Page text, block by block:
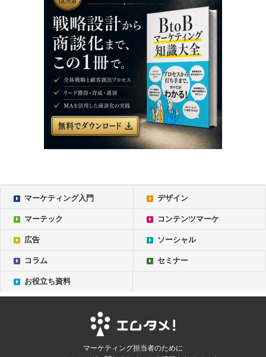
マーケティング入門 デザイン
マーテック コンテンツマーケ
広告 ソーシャル
コラム セミナー
お役立ち資料
マーケティング担当者のために